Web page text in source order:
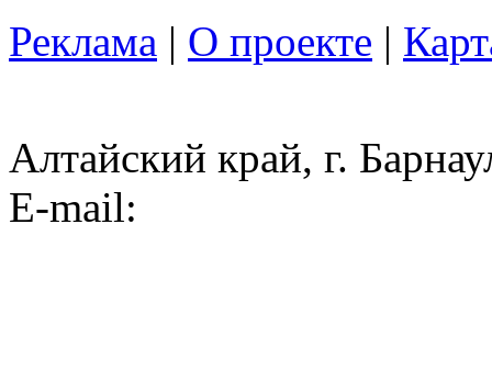
Реклама | О проекте |
Алтайский край, г.
E-mail: